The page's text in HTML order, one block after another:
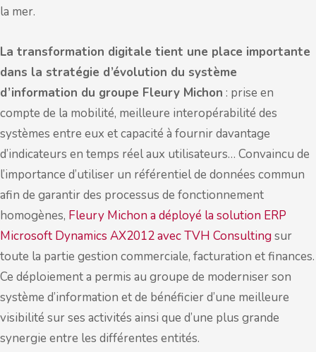
la mer.
La transformation digitale tient une place importante
dans la stratégie d’évolution du système
d’information du groupe Fleury Michon : prise en
compte de la mobilité, meilleure interopérabilité des
systèmes entre eux et capacité à fournir davantage
d’indicateurs en temps réel aux utilisateurs… Convaincu de
l’importance d’utiliser un référentiel de données commun
afin de garantir des processus de fonctionnement
homogènes, Fleury Michon a déployé la solution ERP
Microsoft Dynamics AX2012 avec TVH Consulting sur
toute la partie gestion commerciale, facturation et finances.
Ce déploiement a permis au groupe de moderniser son
système d’information et de bénéficier d’une meilleure
visibilité sur ses activités ainsi que d’une plus grande
synergie entre les différentes entités.